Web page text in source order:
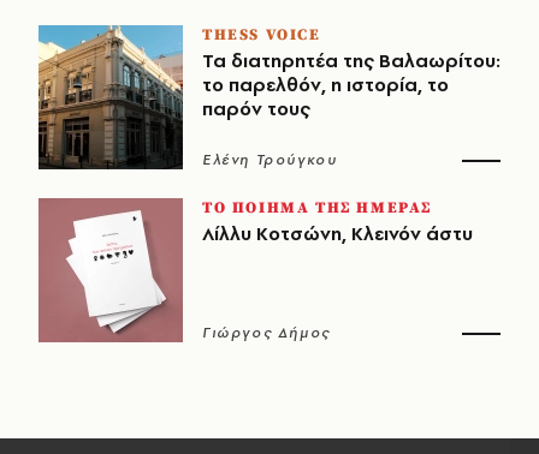
THESS VOICE
Τα διατηρητέα της Βαλαωρίτου:
το παρελθόν, η ιστορία, το
παρόν τους
Ελένη Τρούγκου
ΤΟ ΠΟΙΗΜΑ ΤΗΣ ΗΜΕΡΑΣ
Λίλλυ Κοτσώνη, Κλεινόν άστυ
Γιώργος Δήμος